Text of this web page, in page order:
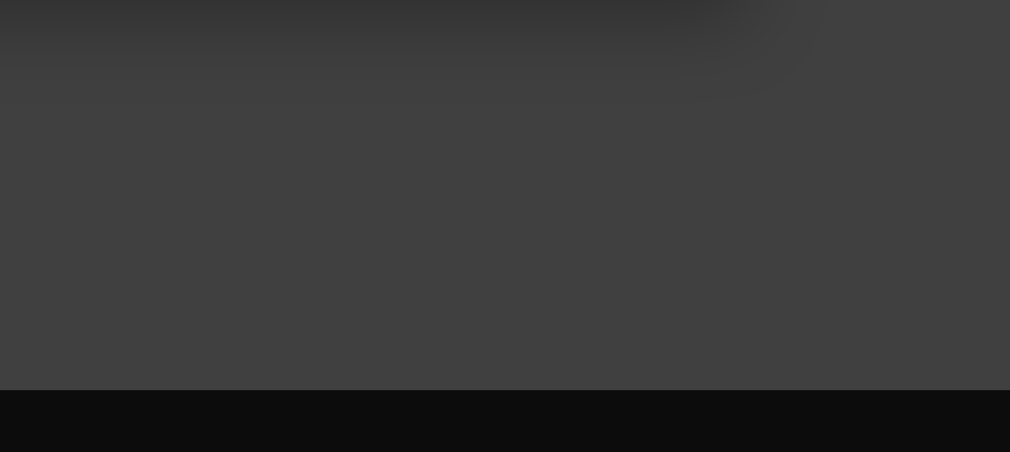
elaborati i tuoi dati personali e imposta le tue